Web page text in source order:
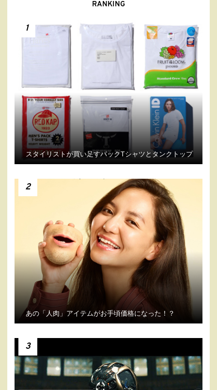
RANKING
1
スタイリストが買い足すパックTシャツとタンクトップ
2
あの「人肉」アイテムがお手頃価格になった！？
3